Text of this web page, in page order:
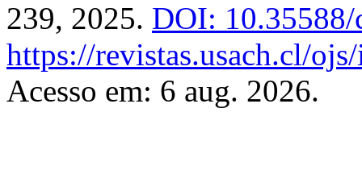
239, 2025. DOI:
https://revistas.usach.cl/
Acesso em: 6 aug. 2026.